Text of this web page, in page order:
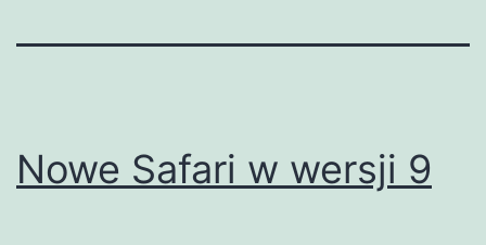
Nowe Safari w wersji 9